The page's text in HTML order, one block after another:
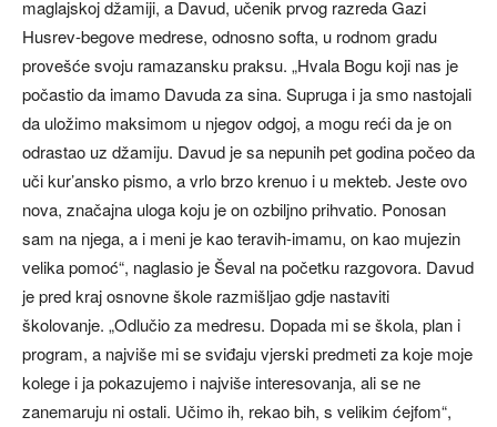
maglajskoj džamiji, a Davud, učenik prvog razreda Gazi
Husrev-begove medrese, odnosno softa, u rodnom gradu
provešće svoju ramazansku praksu. „Hvala Bogu koji nas je
počastio da imamo Davuda za sina. Supruga i ja smo nastojali
da uložimo maksimom u njegov odgoj, a mogu reći da je on
odrastao uz džamiju. Davud je sa nepunih pet godina počeo da
uči kur’ansko pismo, a vrlo brzo krenuo i u mekteb. Jeste ovo
nova, značajna uloga koju je on ozbiljno prihvatio. Ponosan
sam na njega, a i meni je kao teravih-imamu, on kao mujezin
velika pomoć“, naglasio je Ševal na početku razgovora. Davud
je pred kraj osnovne škole razmišljao gdje nastaviti
školovanje. „Odlučio za medresu. Dopada mi se škola, plan i
program, a najviše mi se sviđaju vjerski predmeti za koje moje
kolege i ja pokazujemo i najviše interesovanja, ali se ne
zanemaruju ni ostali. Učimo ih, rekao bih, s velikim ćejfom“,